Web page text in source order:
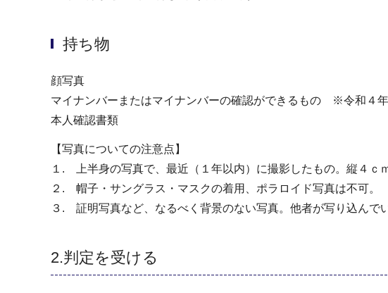
持ち物
顔写真
マイナンバーまたはマイナンバーの確認ができるもの ※令和４
本人確認書類
【写真についての注意点】
１. 上半身の写真で、最近（１年以内）に撮影したもの。縦４ｃ
２. 帽子・サングラス・マスクの着用、ポラロイド写真は不可。
３. 証明写真など、なるべく背景のない写真。他者が写り込んで
2.判定を受ける